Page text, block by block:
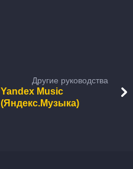
Другие руководства
Yandex Music
(Яндекс.Музыка)